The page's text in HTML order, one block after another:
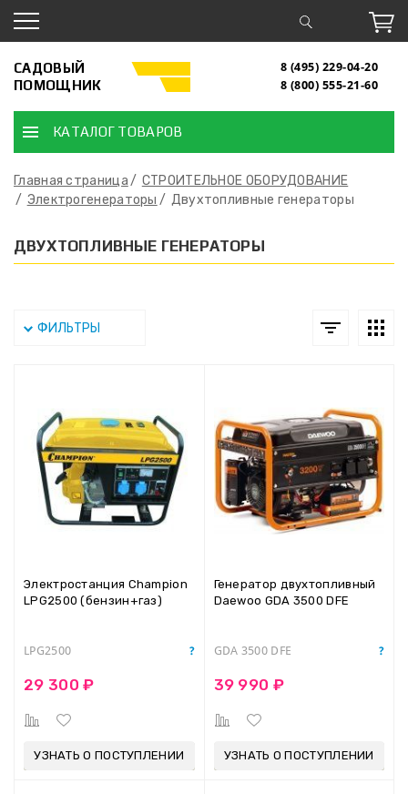
САДОВЫЙ
ПОМОЩНИК
8 (495) 229-04-20
8 (800) 555-21-60
КАТАЛОГ ТОВАРОВ
Главная страница
СТРОИТЕЛЬНОЕ ОБОРУДОВАНИЕ
Электрогенераторы
Двухтопливные генераторы
ДВУХТОПЛИВНЫЕ ГЕНЕРАТОРЫ
ФИЛЬТРЫ
Электростанция Champion
LPG2500 (бензин+газ)
LPG2500
29 300 ₽
УЗНАТЬ О ПОСТУПЛЕНИИ
Генератор двухтопливный
Daewoo GDA 3500 DFE
GDA 3500 DFE
39 990 ₽
УЗНАТЬ О ПОСТУПЛЕНИИ